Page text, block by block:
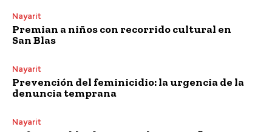
Nayarit
Premian a niños con recorrido cultural en
San Blas
Nayarit
Prevención del feminicidio: la urgencia de la
denuncia temprana
Nayarit